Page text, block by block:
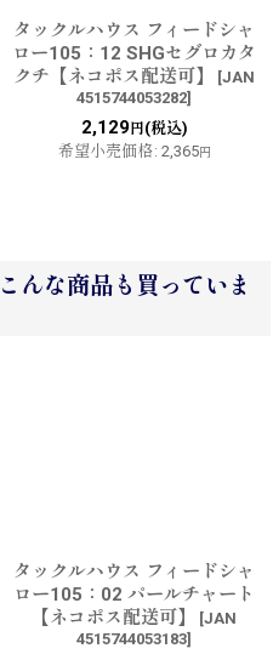
タックルハウス フィードシャ
ロー105：12 SHGセグロカタ
クチ【ネコポス配送可】
[JAN
4515744053282]
2,129円(税込)
希望小売価格: 2,365円
んな商品も買っていま
タックルハウス フィードシャ
ロー105：02 パールチャート
【ネコポス配送可】
[JAN
4515744053183]